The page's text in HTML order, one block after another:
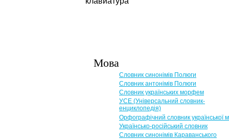
Мова
Словник синонімів Полюги
Словник антонімів Полюги
Словник українських морфем
УСЕ (Універсальний словник-
енциклопедія)
Орфографічний словник української
Українсько-російський словник
Словник синонімів Караванського